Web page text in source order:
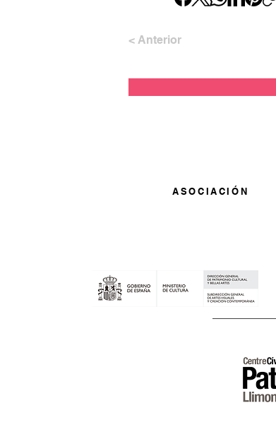
< Anterior
ASOCIACIÓN